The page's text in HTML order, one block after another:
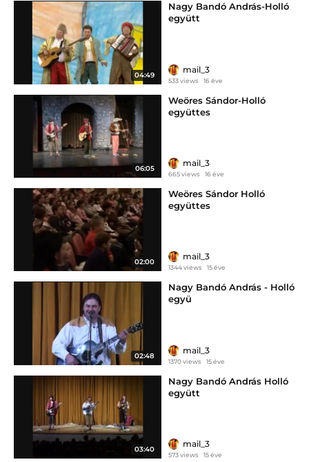
04:49
Nagy Bandó András-Holló
együtt
mail_3
533 views 16 éve
06:05
Weöres Sándor-Holló
együttes
mail_3
665 views 16 éve
02:00
Weöres Sándor Holló
együttes
mail_3
1344 views 15 éve
02:48
Nagy Bandó András - Holló
együ
mail_3
1370 views 15 éve
03:40
Nagy Bandó András Holló
együtt
mail_3
573 views 15 éve